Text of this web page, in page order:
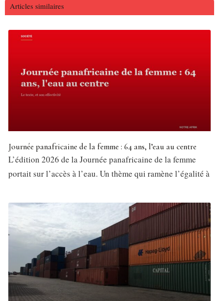
Articles similaires
Journée panafricaine de la femme : 64 ans, l’eau au centre
L’édition 2026 de la Journée panafricaine de la femme
portait sur l’accès à l’eau. Un thème qui ramène l’égalité à